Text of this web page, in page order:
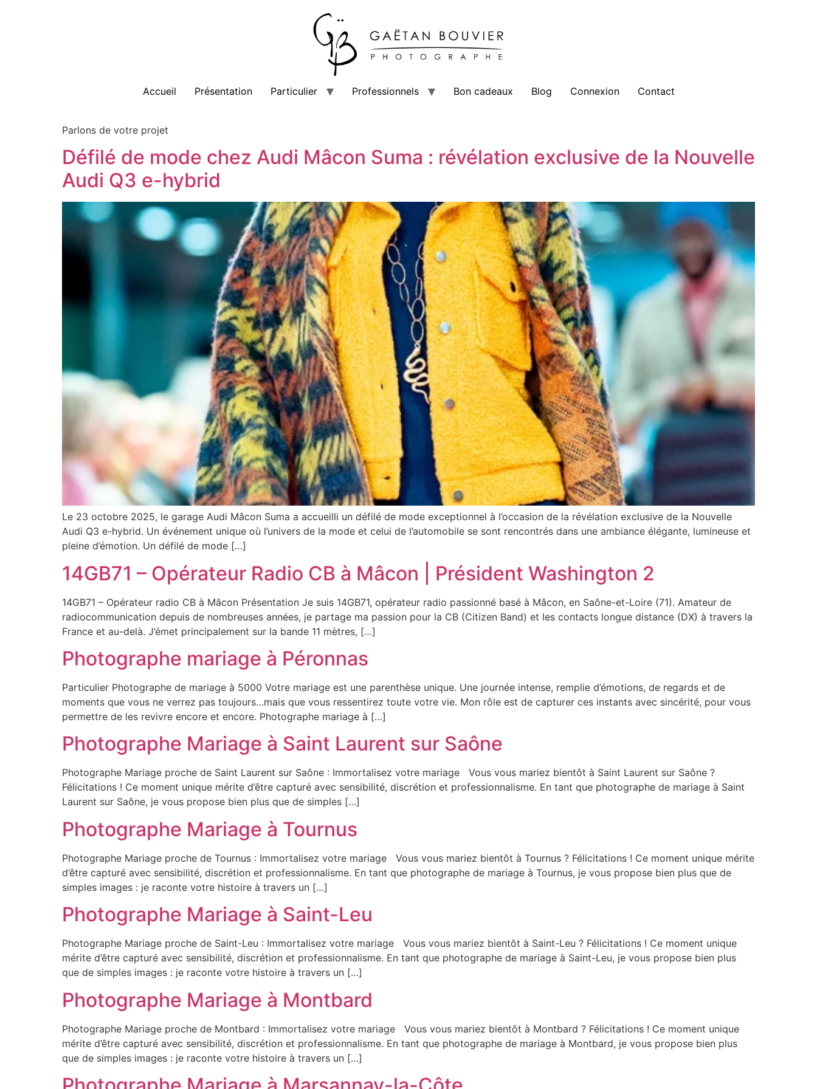
Accueil Présentation Particulier Professionnels Bon cadeaux Blog Connexion Contact
Parlons de votre projet
Défilé de mode chez Audi Mâcon Suma : révélation exclusive de la Nouvelle
Audi Q3 e-hybrid
Le 23 octobre 2025, le garage Audi Mâcon Suma a accueilli un défilé de mode exceptionnel à l’occasion de la révélation exclusive de la Nouvelle
Audi Q3 e-hybrid. Un événement unique où l’univers de la mode et celui de l’automobile se sont rencontrés dans une ambiance élégante, lumineuse et
pleine d’émotion. Un défilé de mode […]
14GB71 – Opérateur Radio CB à Mâcon | Président Washington 2
14GB71 – Opérateur radio CB à Mâcon Présentation Je suis 14GB71, opérateur radio passionné basé à Mâcon, en Saône-et-Loire (71). Amateur de
radiocommunication depuis de nombreuses années, je partage ma passion pour la CB (Citizen Band) et les contacts longue distance (DX) à travers la
France et au-delà. J’émet principalement sur la bande 11 mètres, […]
Photographe mariage à Péronnas
Particulier Photographe de mariage à 5000 Votre mariage est une parenthèse unique. Une journée intense, remplie d’émotions, de regards et de
moments que vous ne verrez pas toujours…mais que vous ressentirez toute votre vie. Mon rôle est de capturer ces instants avec sincérité, pour vous
permettre de les revivre encore et encore. Photographe mariage à […]
Photographe Mariage à Saint Laurent sur Saône
Photographe Mariage proche de Saint Laurent sur Saône : Immortalisez votre mariage Vous vous mariez bientôt à Saint Laurent sur Saône ?
Félicitations ! Ce moment unique mérite d’être capturé avec sensibilité, discrétion et professionnalisme. En tant que photographe de mariage à Saint
Laurent sur Saône, je vous propose bien plus que de simples […]
Photographe Mariage à Tournus
Photographe Mariage proche de Tournus : Immortalisez votre mariage Vous vous mariez bientôt à Tournus ? Félicitations ! Ce moment unique mérite
d’être capturé avec sensibilité, discrétion et professionnalisme. En tant que photographe de mariage à Tournus, je vous propose bien plus que de
simples images : je raconte votre histoire à travers un […]
Photographe Mariage à Saint-Leu
Photographe Mariage proche de Saint-Leu : Immortalisez votre mariage Vous vous mariez bientôt à Saint-Leu ? Félicitations ! Ce moment unique
mérite d’être capturé avec sensibilité, discrétion et professionnalisme. En tant que photographe de mariage à Saint-Leu, je vous propose bien plus
que de simples images : je raconte votre histoire à travers un […]
Photographe Mariage à Montbard
Photographe Mariage proche de Montbard : Immortalisez votre mariage Vous vous mariez bientôt à Montbard ? Félicitations ! Ce moment unique
mérite d’être capturé avec sensibilité, discrétion et professionnalisme. En tant que photographe de mariage à Montbard, je vous propose bien plus
que de simples images : je raconte votre histoire à travers un […]